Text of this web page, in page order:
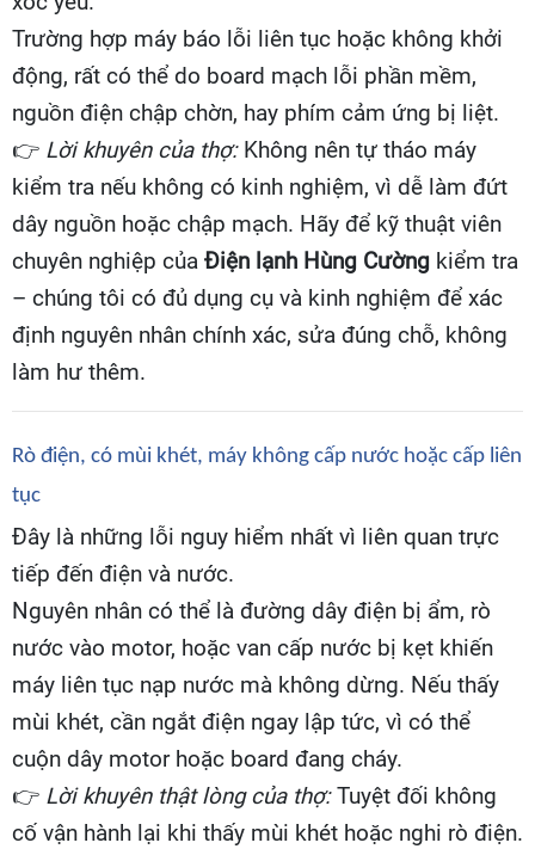
Trường hợp máy báo lỗi liên tục hoặc không khởi
động, rất có thể do board mạch lỗi phần mềm,
nguồn điện chập chờn, hay phím cảm ứng bị liệt.
👉 Lời khuyên của thợ:Không nên tự tháo máy
kiểm tra nếu không có kinh nghiệm, vì dễ làm đứt
dây nguồn hoặc chập mạch. Hãy để kỹ thuật viên
chuyên nghiệp của Điện lạnh Hùng Cường kiểm tra
– chúng tôi có đủ dụng cụ và kinh nghiệm để xác
định nguyên nhân chính xác, sửa đúng chỗ, không
làm hư thêm.
Rò điện, có mùi khét, máy không cấp nước hoặc cấp liên
tục
Đây là những lỗi nguy hiểm nhất vì liên quan trực
tiếp đến điện và nước.
Nguyên nhân có thể là đường dây điện bị ẩm, rò
nước vào motor, hoặc van cấp nước bị kẹt khiến
máy liên tục nạp nước mà không dừng. Nếu thấy
mùi khét, cần ngắt điện ngay lập tức, vì có thể
cuộn dây motor hoặc board đang cháy.
👉 Lời khuyên thật lòng của thợ:Tuyệt đối không
cố vận hành lại khi thấy mùi khét hoặc nghi rò điện.